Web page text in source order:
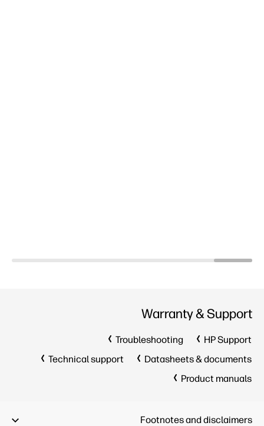
Warranty & Support
HP Support
Troubleshooting
Datasheets & documents
Technical support
Product manuals
Footnotes and disclaimers